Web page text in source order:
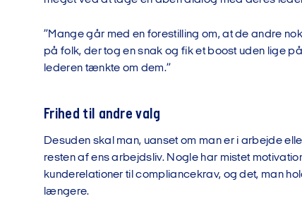
”Mange går med en forestilling om, at de andre
på folk, der tog en snak og fik et boost uden lige
lederen tænkte om dem.”
Frihed til andre valg
Desuden skal man, uanset om man er i arbejde
resten af ens arbejdsliv. Nogle har mistet
kunderelationer til compliancekrav, og det, man
længere.